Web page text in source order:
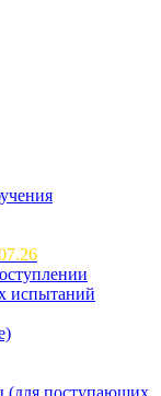
испытаний
(для поступающих